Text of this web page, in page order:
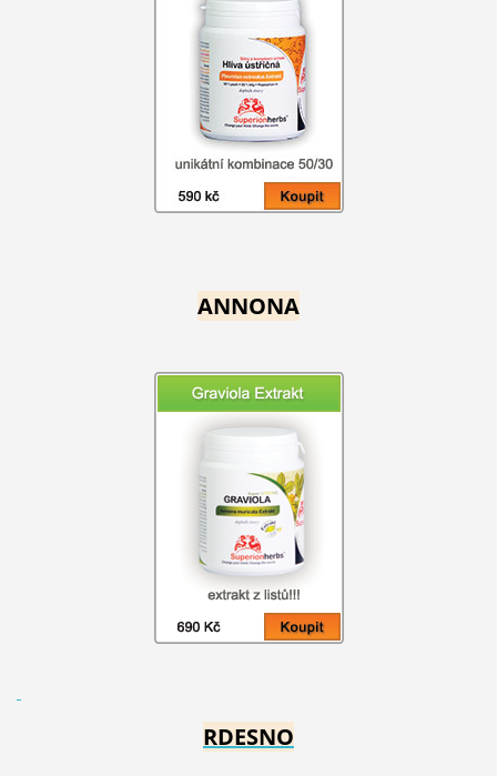
ANNONA
RDESNO